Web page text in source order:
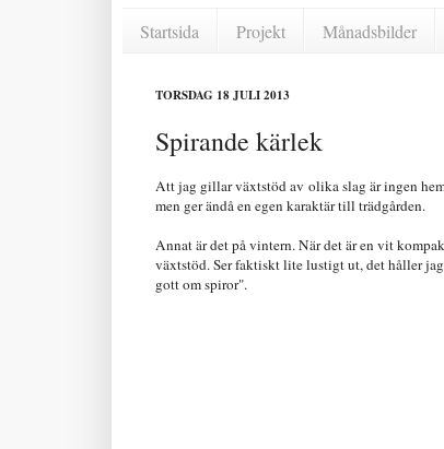
Startsida Projekt Månadsbilder
TORSDAG 18 JULI 2013
Spirande kärlek
Att jag gillar växtstöd av olika slag är ingen
men ger ändå en egen karaktär till trädgården.
Annat är det på vintern. När det är en vit
växtstöd. Ser faktiskt lite lustigt ut, det håller
gott om spiror".